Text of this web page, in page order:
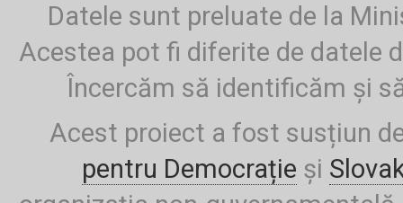
Datele sunt preluate de la
Acestea pot fi diferite de datele
Încercăm să identificăm și
Acest proiect a fost susțiun
pentru Democrație și